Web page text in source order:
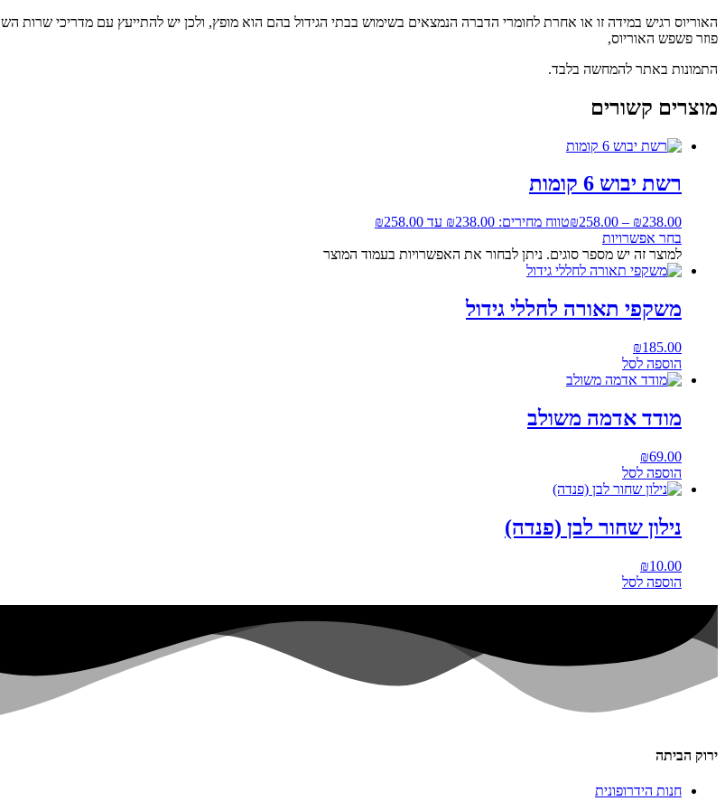
האוריוס רגיש במידה זו או אחרת לחומרי הדברה הנמצאים בשימוש בבתי הגידול בהם הוא מופץ, ולכן יש להתייעץ עם מדריכי שרות
פוזר פשפש האוריוס,
התמונות באתר להמחשה בלבד.
מוצרים קשורים
רשת יבוש 6 קומות
₪238.00
–
₪258.00
טווח מחירים: ⁦₪238.00⁩ עד ⁦₪258.00⁩
בחר אפשרויות
למוצר זה יש מספר סוגים. ניתן לבחור את האפשרויות בעמוד המוצר
משקפי תאורה לחללי גידול
₪185.00
הוספה לסל
מודד אדמה משולב
₪69.00
הוספה לסל
נילון שחור לבן (פנדה)
₪10.00
הוספה לסל
ירוק הביתה
חנות הידרופונית